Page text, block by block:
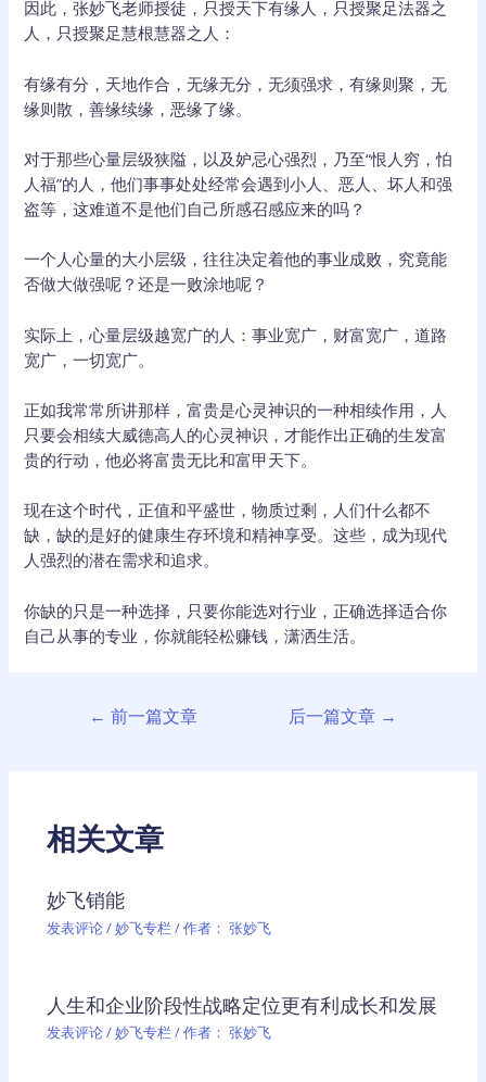
因此，张妙飞老师授徒，只授天下有缘人，只授聚足法器之
人，只授聚足慧根慧器之人：
有缘有分，天地作合，无缘无分，无须强求，有缘则聚，无
缘则散，善缘续缘，恶缘了缘。
对于那些心量层级狭隘，以及妒忌心强烈，乃至“恨人穷，怕
人福”的人，他们事事处处经常会遇到小人、恶人、坏人和强
盗等，这难道不是他们自己所感召感应来的吗？
一个人心量的大小层级，往往决定着他的事业成败，究竟能
否做大做强呢？还是一败涂地呢？
实际上，心量层级越宽广的人：事业宽广，财富宽广，道路
宽广，一切宽广。
正如我常常所讲那样，富贵是心灵神识的一种相续作用，人
只要会相续大威德高人的心灵神识，才能作出正确的生发富
贵的行动，他必将富贵无比和富甲天下。
现在这个时代，正值和平盛世，物质过剩，人们什么都不
缺，缺的是好的健康生存环境和精神享受。这些，成为现代
人强烈的潜在需求和追求。
你缺的只是一种选择，只要你能选对行业，正确选择适合你
自己从事的专业，你就能轻松赚钱，潇洒生活。
← 前一篇文章 后一篇文章 →
相关文章
妙飞销能
发表评论/妙飞专栏/ 作者： 张妙飞
人生和企业阶段性战略定位更有利成长和发展
发表评论/妙飞专栏/ 作者： 张妙飞